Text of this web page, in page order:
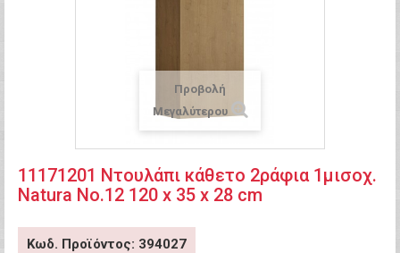
Προβολή
Μεγαλύτερου
11171201 Ντουλάπι κάθετο 2ράφια 1μισοχ.
Natura Νο.12 120 x 35 x 28 cm
Κωδ. Προϊόντος: 394027